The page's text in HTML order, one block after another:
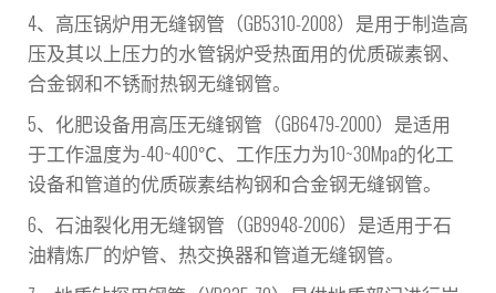
4、高压锅炉用无缝钢管（GB5310-2008）是用于制造高
压及其以上压力的水管锅炉受热面用的优质碳素钢、
合金钢和不锈耐热钢无缝钢管。
5、化肥设备用高压无缝钢管（GB6479-2000）是适用
于工作温度为-40~400℃、工作压力为10~30Mpa的化工
设备和管道的优质碳素结构钢和合金钢无缝钢管。
6、石油裂化用无缝钢管（GB9948-2006）是适用于石
油精炼厂的炉管、热交换器和管道无缝钢管。